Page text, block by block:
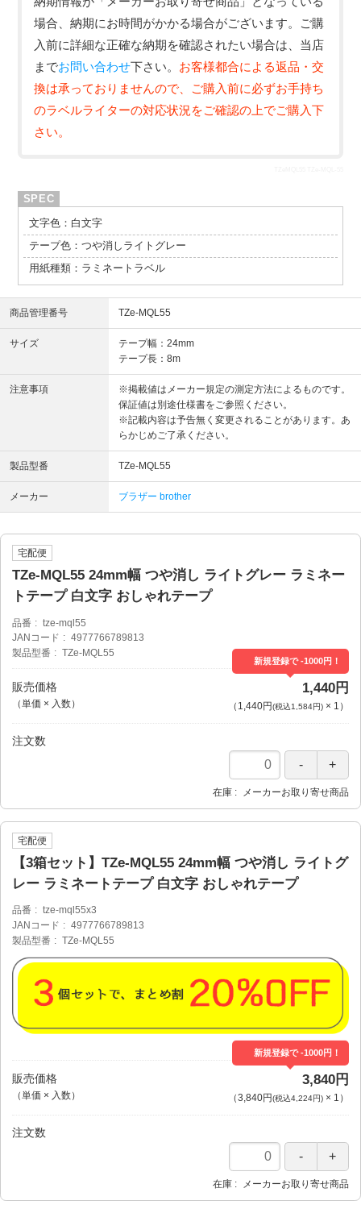
場合、納期にお時間がかかる場合がございます。ご購
入前に詳細な正確な納期を確認されたい場合は、当店
までお問い合わせ下さい。 お客様都合による返品・交
換は承っておりませんので、ご購入前に必ずお手持ち
のラベルライターの対応状況をご確認の上でご購入下
さい。
文字色：白文字
テープ色：つや消しライトグレー
用紙種類：ラミネートラベル
商品管理番号 TZe-MQL55
サイズ
テープ幅：24mm
テープ長：8m
注意事項
※掲載値はメーカー規定の測定方法によるものです。
保証値は別途仕様書をご参照ください。
※記載内容は予告無く変更されることがあります。あ
らかじめご了承ください。
製品型番 TZe-MQL55
メーカー ブラザー brother
宅配便
TZe-MQL55 24mm幅 つや消し ライトグレー ラミネー
トテープ 白文字 おしゃれテープ
品番
tze-mql55
JANコード
4977766789813
製品型番
TZe-MQL55
販売価格
（単価 × 入数）
新規登録で -1000円！
1,440円
（ 1,440円(税込1,584円)× 1 ）
注文数
在庫 メーカーお取り寄せ商品
宅配便
【3箱セット】TZe-MQL55 24mm幅 つや消し ライトグ
レー ラミネートテープ 白文字 おしゃれテープ
品番
tze-mql55x3
JANコード
4977766789813
製品型番
TZe-MQL55
販売価格
（単価 × 入数）
新規登録で -1000円！
3,840円
（3,840円(税込4,224円)× 1 ）
注文数
在庫 メーカーお取り寄せ商品